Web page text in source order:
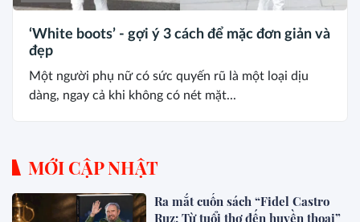
‘White boots’ - gợi ý 3 cách để mặc đơn giản và
đẹp
Một người phụ nữ có sức quyến rũ là một loại dịu
dàng, ngay cả khi không có nét mặt...
MỚI CẬP NHẬT
Ra mắt cuốn sách “Fidel Castro
Ruz: Từ tuổi thơ đến huyền thoại”